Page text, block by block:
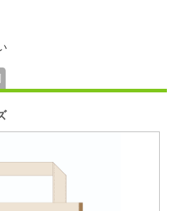
造工程で使用する紡績油などの
と数日で取れますが、気になる